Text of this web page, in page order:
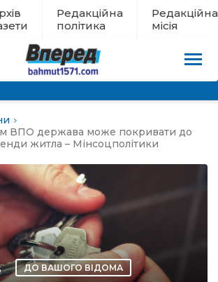
Редакційна
політика
Редакційна
місія
ВПО держава може покривати до
житла – Мінсоцполітики
ДО ВАШОГО ВІДОМА